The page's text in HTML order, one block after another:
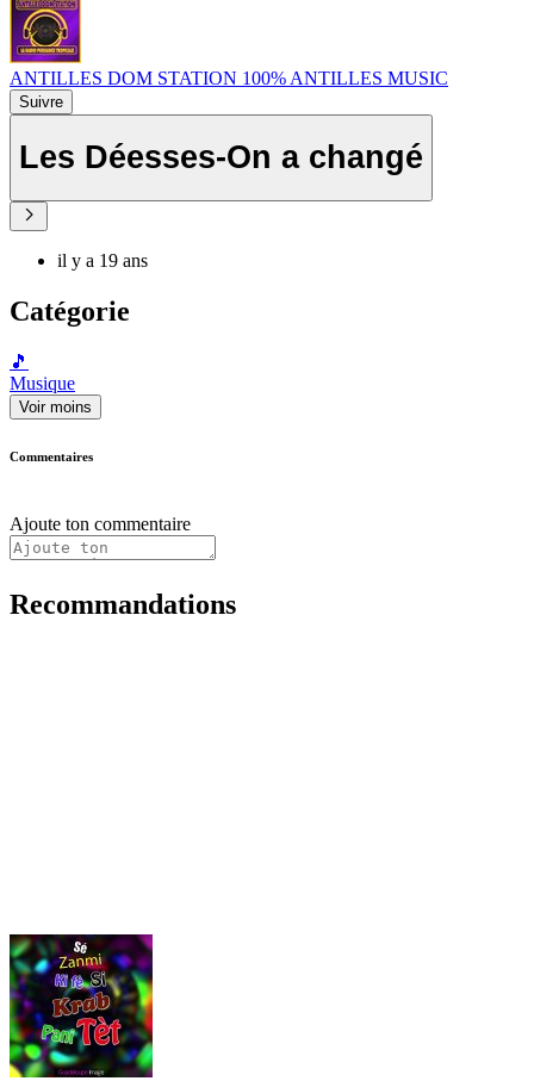
ANTILLES DOM STATION 100% ANTILLES MUSIC
Suivre
Les Déesses-On a changé
il y a 19 ans
Catégorie
🎵
Musique
Voir moins
Commentaires
Ajoute ton commentaire
Recommandations